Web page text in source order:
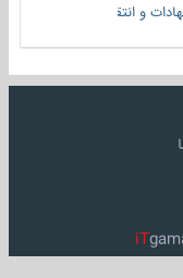
و انتقادات
iT